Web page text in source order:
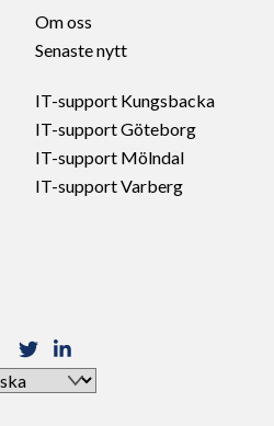
Om oss
Senaste nytt
IT-support Kungsbacka
IT-support Göteborg
IT-support Mölndal
IT-support Varberg